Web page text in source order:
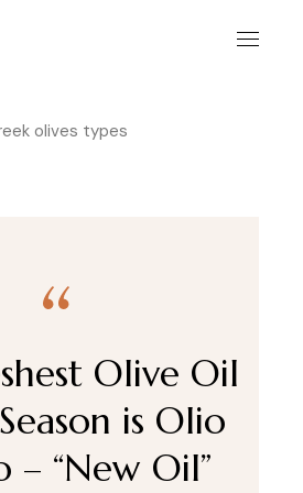
olives types
Olive Oil
is Olio
– “New Oil”